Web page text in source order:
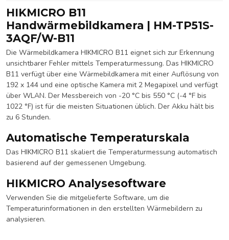
HIKMICRO B11
Handwärmebildkamera | HM-TP51S-
3AQF/W-B11
Die Wärmebildkamera HIKMICRO B11 eignet sich zur Erkennung
unsichtbarer Fehler mittels Temperaturmessung. Das HIKMICRO
B11 verfügt über eine Wärmebildkamera mit einer Auflösung von
192 x 144 und eine optische Kamera mit 2 Megapixel und verfügt
über WLAN. Der Messbereich von -20 °C bis 550 °C (-4 °F bis
1022 °F) ist für die meisten Situationen üblich. Der Akku hält bis
zu 6 Stunden.
Automatische Temperaturskala
Das HIKMICRO B11 skaliert die Temperaturmessung automatisch
basierend auf der gemessenen Umgebung.
HIKMICRO Analysesoftware
Verwenden Sie die mitgelieferte Software, um die
Temperaturinformationen in den erstellten Wärmebildern zu
analysieren.